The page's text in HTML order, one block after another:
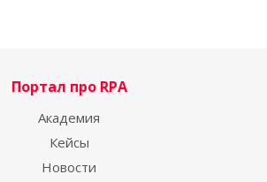
Портал про RPA
Академия
Кейсы
Новости